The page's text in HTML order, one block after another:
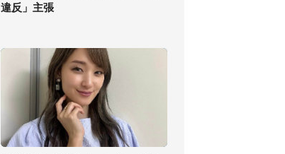
違反」主張